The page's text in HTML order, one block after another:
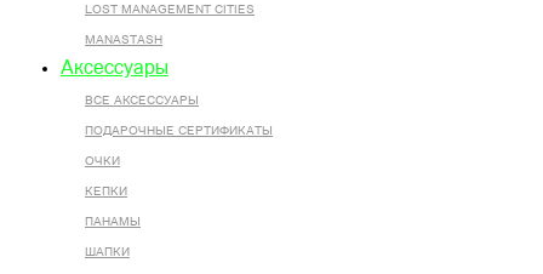
LOST MANAGEMENT CITIES
MANASTASH
Аксессуары
ВСЕ AКСЕССУАРЫ
ПОДАРОЧНЫЕ СЕРТИФИКАТЫ
ОЧКИ
КЕПКИ
ПАНАМЫ
ШАПКИ